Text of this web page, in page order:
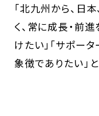
「北九州から、日
く、常に成長・前
けたい」「サポー
象徴でありたい」